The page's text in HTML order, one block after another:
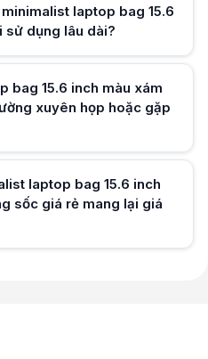
laptop bag 15.6
sử dụng lâu dài?
bag 15.6 inch màu xám
xuyên họp hoặc gặp
laptop bag 15.6 inch
sốc giá rẻ mang lại giá